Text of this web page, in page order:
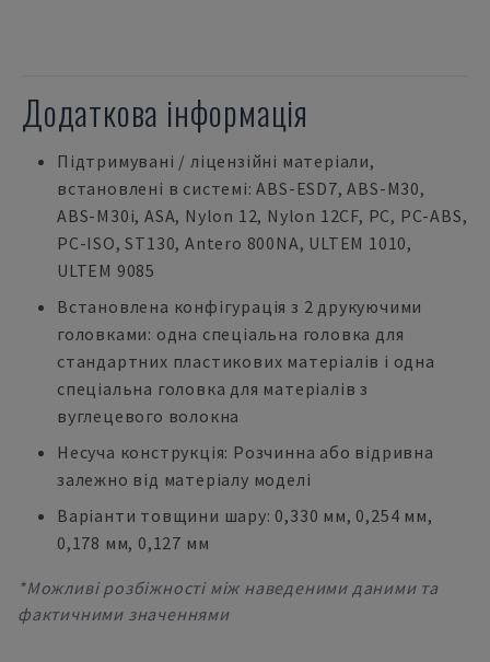
Додаткова інформація
Підтримувані / ліцензійні матеріали,
встановлені в системі: ABS-ESD7, ABS-M30,
ABS-M30i, ASA, Nylon 12, Nylon 12CF, PC, PC-ABS,
PC-ISO, ST130, Antero 800NA, ULTEM 1010,
ULTEM 9085
Встановлена конфігурація з 2 друкуючими
головками: одна спеціальна головка для
стандартних пластикових матеріалів і одна
спеціальна головка для матеріалів з
вуглецевого волокна
Несуча конструкція: Розчинна або відривна
залежно від матеріалу моделі
Варіанти товщини шару: 0,330 мм, 0,254 мм,
0,178 мм, 0,127 мм
*Можливі розбіжності між наведеними даними та
фактичними значеннями